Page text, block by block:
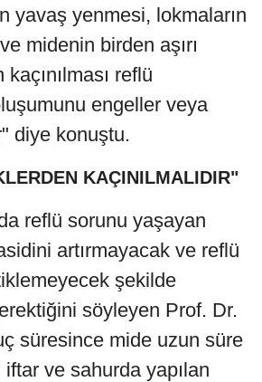
yavaş yenmesi, lokmaların
midenin birden aşırı
reflü
engeller veya
diye konuştu.
KAÇINILMALIDIR"
reflü sorunu yaşayan
artırmayacak ve reflü
şekilde
söyleyen Prof. Dr.
süresince mide uzun süre
iftar ve sahurda yapılan